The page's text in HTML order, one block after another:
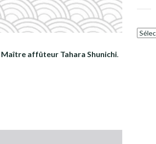
Maître affûteur Tahara Shunichi.
Nos